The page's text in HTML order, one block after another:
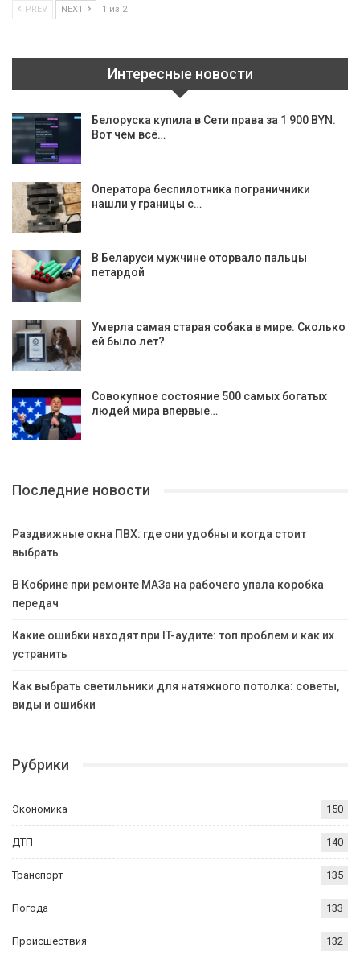
PREV NEXT 1 из 2
Интересные новости
Белоруска купила в Сети права за 1 900 BYN.
Вот чем всё…
Оператора беспилотника пограничники
нашли у границы с…
В Беларуси мужчине оторвало пальцы
петардой
Умерла самая старая собака в мире. Сколько
ей было лет?
Совокупное состояние 500 самых богатых
людей мира впервые…
Последние новости
Раздвижные окна ПВХ: где они удобны и когда стоит
выбрать
В Кобрине при ремонте МАЗа на рабочего упала коробка
передач
Какие ошибки находят при IT-аудите: топ проблем и как их
устранить
Как выбрать светильники для натяжного потолка: советы,
виды и ошибки
Рубрики
Экономика 150
ДТП 140
Транспорт 135
Погода 133
Происшествия 132